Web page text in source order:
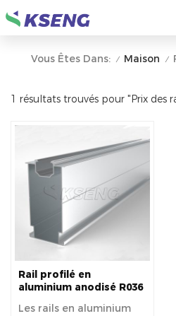
Vous Êtes Dans: / Maison /
1 résultats trouvés pour "Prix ​​​​des
Rail profilé en
aluminium anodisé R036
Les rails en aluminium